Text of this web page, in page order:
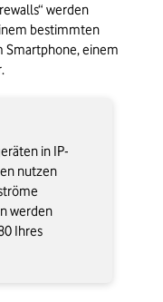
werden
bestimmten
Smartphone, einem
in IP-
nutzen
werden
Ihres